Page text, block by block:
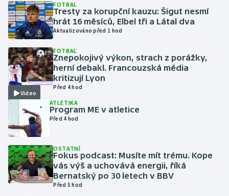
Gymnastika
Házená
Jezdectví
Judo
Krasobruslení
Lezení
Lyže a snowboard
Moderní pětiboj
FOTBAL
Tresty za korupční kauzu: Šigut nesmí
hrát 16 měsíců, Elbel tři a Látal dva
Aktualizováno před 1 hod
Video
FOTBAL
Znepokojivý výkon, strach z porážky,
herní debakl. Francouzská média
kritizují Lyon
Před 4 hod
ATLETIKA
Program ME v atletice
Před 4 hod
OSTATNÍ
Fokus podcast: Musíte mít trému. Kope
vás výš a uchovává energii, říká
Bernatský po 30 letech v BBV
Před 5 hod